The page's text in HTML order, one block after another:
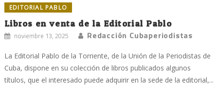
EDITORIAL PABLO
Libros en venta de la Editorial Pablo
noviembre 13, 2025 Redacción Cubaperiodistas
La Editorial Pablo de la Torriente, de la Unión de la Periodistas de
Cuba, dispone en su colección de libros publicados algunos
títulos, que el interesado puede adquirir en la sede de la editorial,...